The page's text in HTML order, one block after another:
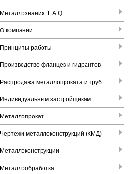
Металлознания. F.A.Q.
О компании
Принципы работы
Производство фланцев и гидрантов
Распродажа металлопроката и труб
Индивидуальным застройщикам
Металлопрокат
Чертежи металлоконструкций (КМД)
Металлоконструкции
Металлообработка